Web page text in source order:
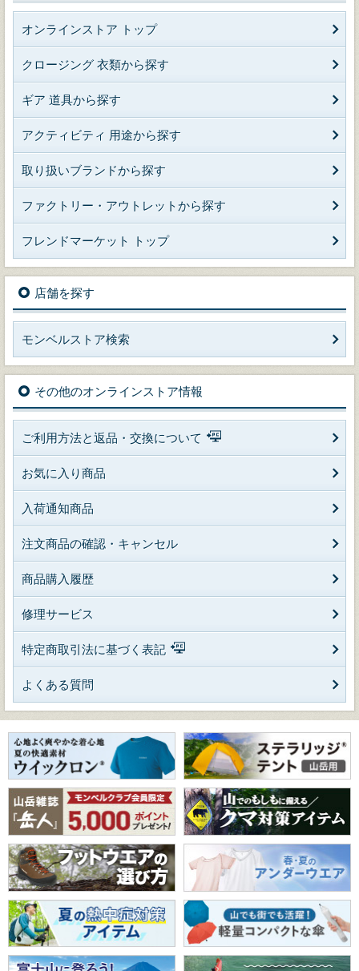
オンラインストア トップ
クロージング 衣類から探す
ギア 道具から探す
アクティビティ 用途から探す
取り扱いブランドから探す
ファクトリー・アウトレットから探す
フレンドマーケット トップ
店舗を探す
モンベルストア検索
その他のオンラインストア情報
ご利用方法と返品・交換について
お気に入り商品
入荷通知商品
注文商品の確認・キャンセル
商品購入履歴
修理サービス
特定商取引法に基づく表記
よくある質問